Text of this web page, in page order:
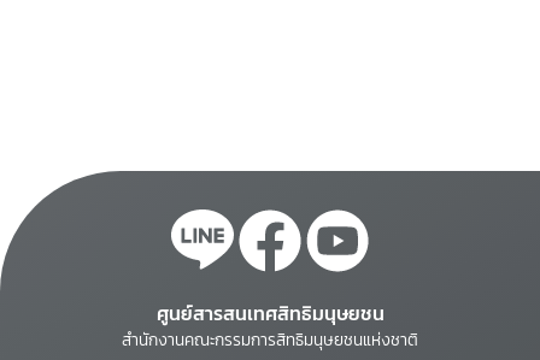
ศูนย์สารสนเทศสิทธิมนุษยชน
สำนักงานคณะกรรมการสิทธิมนุษยชนแห่งชาติ